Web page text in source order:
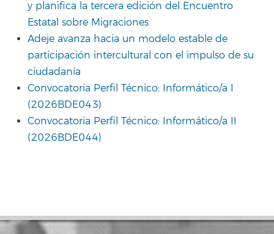
y planifica la tercera edición del Encuentro
Estatal sobre Migraciones
Adeje avanza hacia un modelo estable de
participación intercultural con el impulso de su
ciudadanía
Convocatoria Perfil Técnico: Informático/a I
(2026BDE043)
Convocatoria Perfil Técnico: Informático/a II
(2026BDE044)